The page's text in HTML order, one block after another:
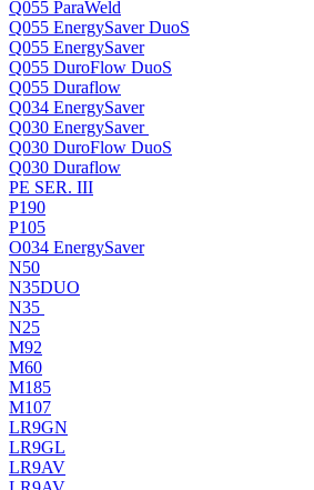
Q055 ParaWeld
Q055 EnergySaver DuoS
Q055 EnergySaver
Q055 DuroFlow DuoS
Q055 Duraflow
Q034 EnergySaver
Q030 EnergySaver
Q030 DuroFlow DuoS
Q030 Duraflow
PE SER. III
P190
P105
O034 EnergySaver
N50
N35DUO
N35
N25
M92
M60
M185
M107
LR9GN
LR9GL
LR9AV